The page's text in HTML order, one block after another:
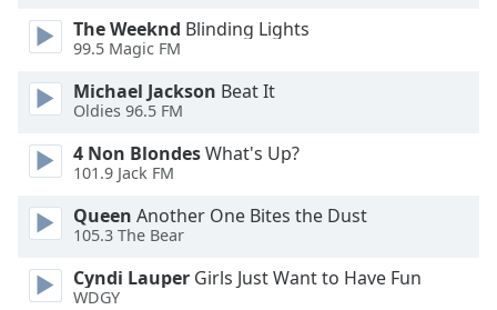
The Weeknd Blinding Lights
99.5 Magic FM
Michael Jackson Beat It
Oldies 96.5 FM
4 Non BlondesWhat's Up?
101.9 Jack FM
Queen Another One Bites the Dust
105.3 The Bear
Cyndi Lauper Girls Just Want to Have Fun
WDGY